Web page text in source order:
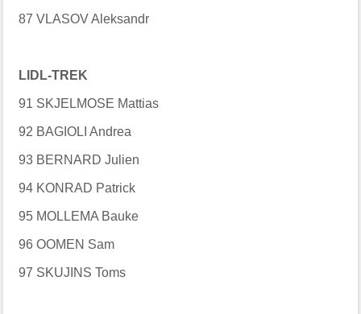
87 VLASOV Aleksandr
LIDL-TREK
91 SKJELMOSE Mattias
92 BAGIOLI Andrea
93 BERNARD Julien
94 KONRAD Patrick
95 MOLLEMA Bauke
96 OOMEN Sam
97 SKUJINS Toms